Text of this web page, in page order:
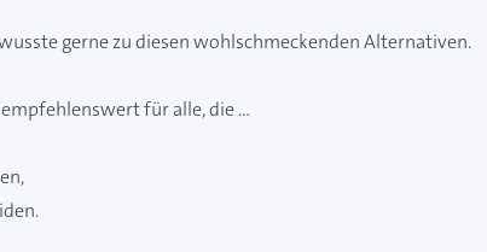
gerne zu diesen wohlschmeckenden Alternativen.
empfehlenswert für alle, die …